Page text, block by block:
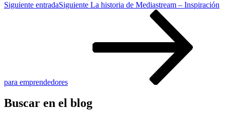
Siguiente entradaSiguiente La historia de Mediastream – Inspiración
para emprendedores
Buscar en el blog